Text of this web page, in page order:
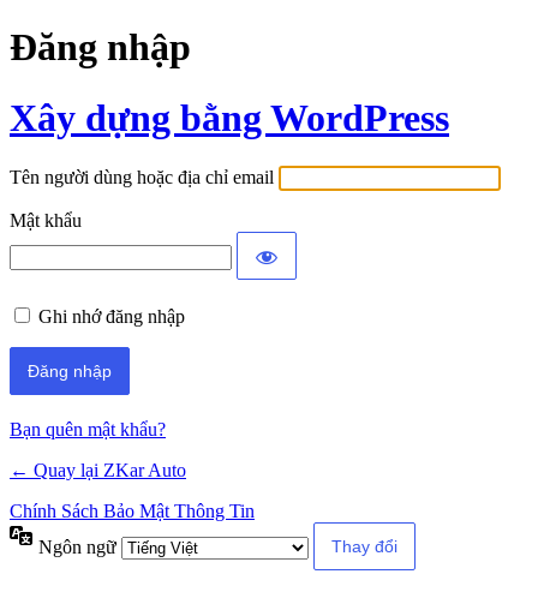
Đăng nhập
Xây dựng bằng WordPress
Tên người dùng hoặc địa chỉ email
Mật khẩu
Ghi nhớ đăng nhập
Bạn quên mật khẩu?
← Quay lại ZKar Auto
Chính Sách Bảo Mật Thông Tin
Ngôn ngữ